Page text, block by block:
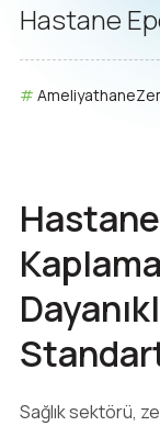
Hastane
Sağlık sektörü,